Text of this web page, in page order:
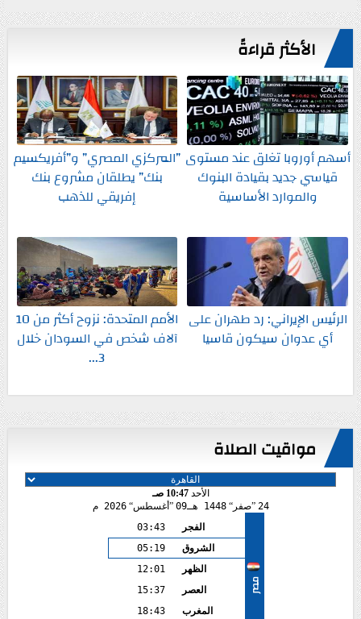
الأكثر قراءةً
أسهم أوروبا تغلق عند مستوى
قياسي جديد بقيادة البنوك
والموارد الأساسية
”المركزي المصري” و”أفريكسيم
بنك” يطلقان مشروع بنك
إفريقي للذهب
الرئيس الإيراني: رد طهران على
أي عدوان سيكون قاسيا
الأمم المتحدة: نزوح أكثر من 10
آلاف شخص في السودان خلال
3...
مواقيت الصلاة
الأحد10:47 صـ
24
صفر 1448 هـ 09 أغسطس 2026 م
مصر
الفجر
03:43
الشروق
05:19
الظهر
12:01
العصر
15:37
المغرب
18:43